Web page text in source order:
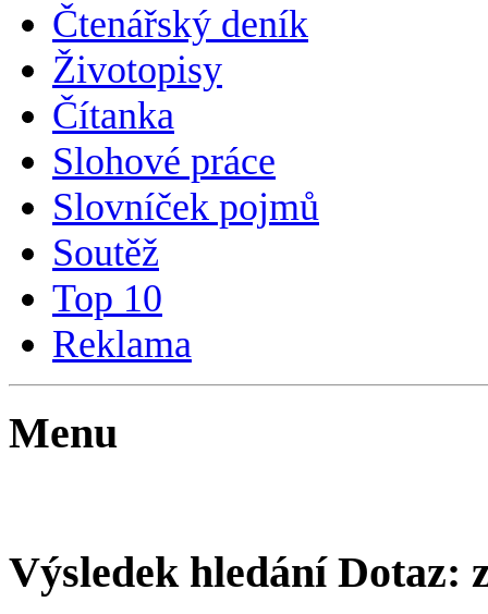
Čtenářský deník
Životopisy
Čítanka
Slohové práce
Slovníček pojmů
Soutěž
Top 10
Reklama
Menu
Výsledek hledání Dotaz: